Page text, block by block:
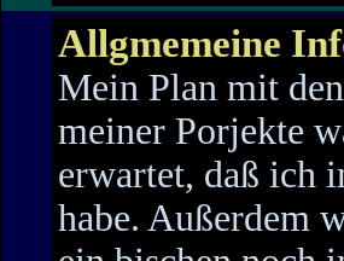
Allgmemeine
Mein Plan mit
meiner Porjekte
erwartet, daß ich
habe. Außerdem